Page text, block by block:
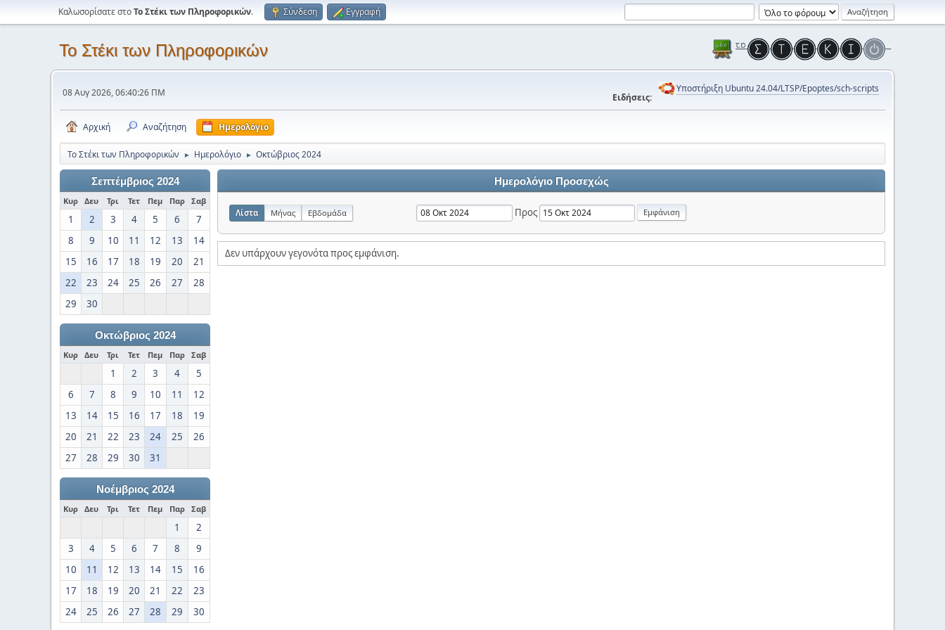
Καλωσορίσατε στοΤο Στέκι των Πληροφορικών. Σύνδεση Εγγραφή
Το Στέκι των Πληροφορικών
08 Αυγ 2026, 06:40:26 ΠΜ Ειδήσεις:
Υποστήριξη Ubuntu 24.04/LTSP/Epoptes/sch-scripts
Αρχική Αναζήτηση Ημερολόγιο
Το Στέκι των Πληροφορικών ► Ημερολόγιο ► Οκτώβριος 2024
Σεπτέμβριος 2024
Κυρ Δευ Τρι Τετ Πεμ Παρ Σαβ
1 2 3 4 5 6
7
8
9 10 11 12 13
14
15
16 17 18 19 20
21
22
23 24 25 26 27
28
29
30
Οκτώβριος 2024
Κυρ Δευ Τρι Τετ Πεμ Παρ Σαβ
1 2 3 4
5
6
7 8 9 10 11
12
13
14 15 16 17 18
19
20
21 22 23 24 25
26
27
28 29 30 31
Νοέμβριος 2024
Κυρ Δευ Τρι Τετ Πεμ Παρ Σαβ
1
2
3
4 5 6 7 8
9
10
11 12 13 14 15
16
17
18 19 20 21 22
23
24
25 26 27 28 29 30
Ημερολόγιο Προσεχώς
Λίστα Μήνας Εβδομάδα Προς
Δεν υπάρχουν γεγονότα προς εμφάνιση.